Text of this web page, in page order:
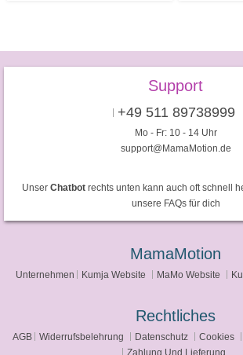
Support
+49 511 89738999
Mo - Fr: 10 - 14 Uhr
support@MamaMotion.de
Unser Chatbotrechts unten kann auch oft schnell
unsere FAQs für dich
MamaMotion
Unternehmen Kumja Website MaMo Website
Rechtliches
AGB Widerrufsbelehrung Datenschutz Cookies
Zahlung Und Lieferung